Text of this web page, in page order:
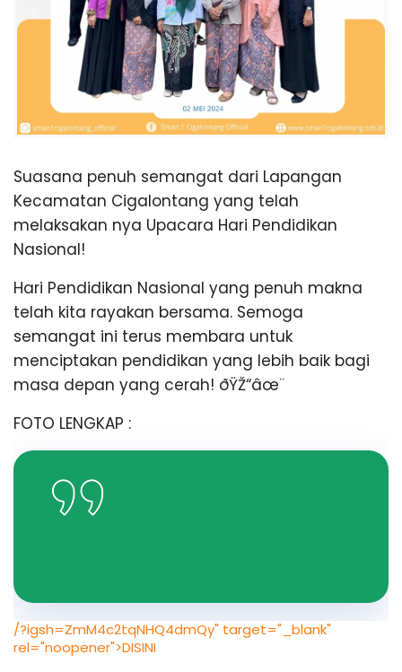
A
G
Suasana penuh semangat dari Lapangan
Kecamatan Cigalontang yang telah
melaksakan nya Upacara Hari Pendidikan
Nasional!
Hari Pendidikan Nasional yang penuh makna
telah kita rayakan bersama. Semoga
semangat ini terus membara untuk
menciptakan pendidikan yang lebih baik bagi
masa depan yang cerah! ðŸŽ“âœ¨
FOTO LENGKAP :
/?igsh=ZmM4c2tqNHQ4dmQy" target="_blank"
rel="noopener">DISINI